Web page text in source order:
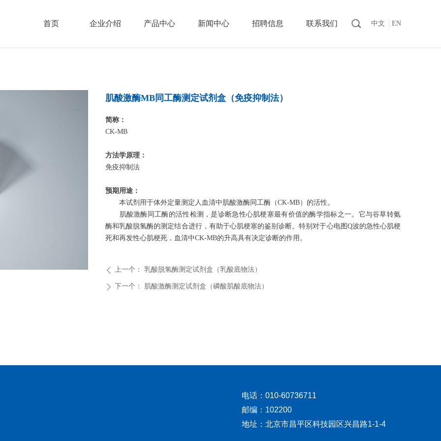
首页 企业介绍 产品中心 新闻中心 招聘信息 联系我们 中文 EN
肌酸激酶MB同工酶测定试剂盒（免疫抑制法）
ꄴ 上一个： 乳酸脱氢酶测定试剂盒（乳酸底物法）
ꄲ 下一个： 肌酸激酶测定试剂盒（磷酸肌酸底物法）
简称：
CK-MB
方法学原理：
免疫抑制法
预期用途：
本试剂用于体外定量测定人血清中肌酸激酶同工酶（CK-MB）的活性。
肌酸激酶同工酶的活性检测，是诊断急性心肌梗塞最有价值的酶学指标之一。它与谷草转氨
酶和乳酸脱氢酶的测定结合进行，有助于心肌梗塞的鉴别诊断。特别对于心电图Q波的急性心肌梗
死和再发性心肌梗死，血清中CK-MB的升高具有决定诊断的作用。
电话：010-60736711
邮编：102200
地址：北京市昌平区科技园区兴昌路1-1-4